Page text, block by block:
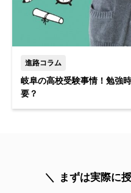
進路コラム
岐阜の高校受験事情！勉強
要？
まずは実際に